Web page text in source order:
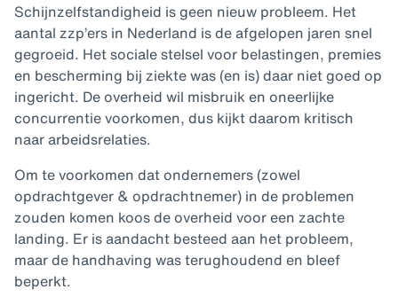
Schijnzelfstandigheid is geen nieuw probleem. Het
aantal zzp’ers in Nederland is de afgelopen jaren snel
gegroeid. Het sociale stelsel voor belastingen, premies
en bescherming bij ziekte was (en is) daar niet goed op
ingericht. De overheid wil misbruik en oneerlijke
concurrentie voorkomen, dus kijkt daarom kritisch
naar arbeidsrelaties.
Om te voorkomen dat ondernemers (zowel
opdrachtgever & opdrachtnemer) in de problemen
zouden komen koos de overheid voor een zachte
landing. Er is aandacht besteed aan het probleem,
maar de handhaving was terughoudend en bleef
beperkt.